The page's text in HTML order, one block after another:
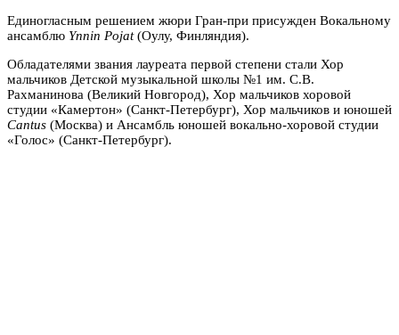
Единогласным решением жюри Гран-при присужден Вокальному
ансамблю Ynnin Pojat(Оулу, Финляндия).
Обладателями звания лауреата первой степени стали Хор
мальчиков Детской музыкальной школы №1 им. С.В.
Рахманинова (Великий Новгород), Хор мальчиков хоровой
студии «Камертон» (Санкт-Петербург), Хор мальчиков и юношей
Cantus (Москва) и Ансамбль юношей вокально-хоровой студии
«Голос» (Санкт-Петербург).